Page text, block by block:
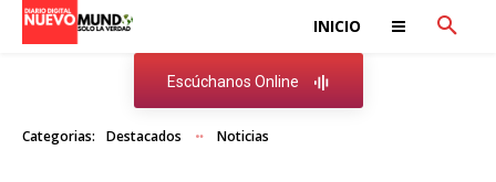
INICIO
Escúchanos Online
Categorias: Destacados Noticias